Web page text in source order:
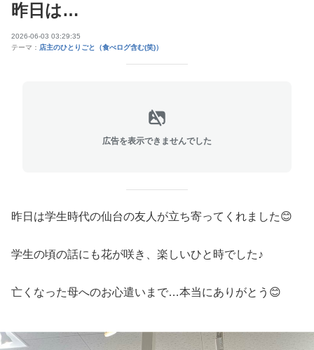
昨日は…
2026-06-03 03:29:35
テーマ： 店主のひとりごと（食べログ含む(笑)）
広告を表示できませんでした
昨日は学生時代の仙台の友人が立ち寄ってくれました😊
学生の頃の話にも花が咲き、楽しいひと時でした♪
亡くなった母へのお心遣いまで…本当にありがとう😊